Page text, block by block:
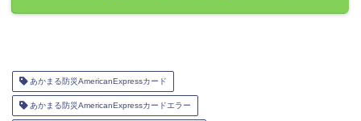
あかまる防災AmericanExpressカード
あかまる防災AmericanExpressカードエラー